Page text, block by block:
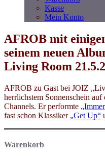
Kasse
Mein Konto
AFROB mit
seinem neuen
Living Room
AFROB zu Gast bei JOIZ
herrlichstem Sonnenschein auf
Channels. Er performte
fast schon Klassiker „Get Up“
Warenkorb